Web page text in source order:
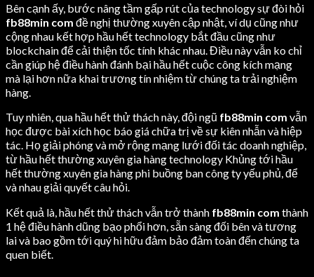
Bên cạnh ấy, bước nâng tầm gấp rút của technology sự đòi hỏi
fb88min com đề nghị thường xuyên cập nhật, ví dụ cũng như
cộng nhau kết hợp hầu hết technology bắt đầu cũng như
blockchain để cải thiện tốc tính khác nhau. Điều này vẫn ko chỉ
cần giúp hệ điều hành đánh bại hầu hết cuộc công kích mạng
mà lại hơn nữa khai trương tín nhiệm từ chúng ta trải nghiệm
hàng.
Tuy nhiên, qua hầu hết thử thách này, đội ngũ fb88min com vẫn
học được bài xích học báo giá chữa trị về sự kiên nhẫn và hiệp
tác. Họ giải phóng và mở rộng mạng lưới đối tác doanh nghiệp,
từ hầu hết thường xuyên gia hàng technology Khủng tới hầu
hết thường xuyên gia hàng phi buồng ban công ty yếu phủ, để
và nhau giải quyết câu hỏi.
Kết quả là, hầu hết thử thách vẫn trở thành fb88min com thành
1 hệ điều hành dũng bạo phổi hơn, sẵn sàng đối bên và tương
lai và bao gồm tới quý hi hữu đảm bảo đảm toàn đến chúng ta
quen biết.